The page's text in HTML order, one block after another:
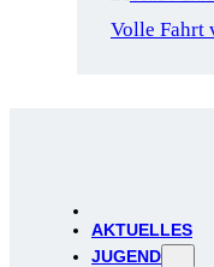
Volle Fahrt
AKTUELLES
JUGEND